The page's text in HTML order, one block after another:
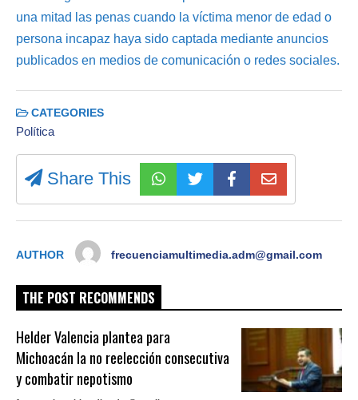
una mitad las penas cuando la víctima menor de edad o
persona incapaz haya sido captada mediante anuncios
publicados en medios de comunicación o redes sociales.
CATEGORIES
Política
Share This
AUTHOR frecuenciamultimedia.adm@gmail.com
THE POST RECOMMENDS
Helder Valencia plantea para
Michoacán la no reelección consecutiva
y combatir nepotismo